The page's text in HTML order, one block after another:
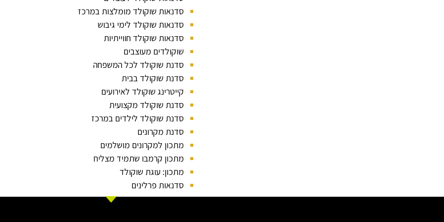
סדנאות שוקולד מומלצות במרכז
סדנאות שוקולד לימי גיבוש
סדנאות שוקולד חווייתיות
שוקולדים מעוצבים
סדנת שוקולד לכל המשפחה
סדנת שוקולד בבית
קייטרינג שוקולד לאירועים
סדנת שוקולד מקצועית
סדנת שוקולד לילדים במרכז
סדנת מקרונים
מתכון למקרונים מושלמים
מתכון קרמבו שתמיד מצליח
מתכון: עוגת שוקולד
סדנאות פרלינים